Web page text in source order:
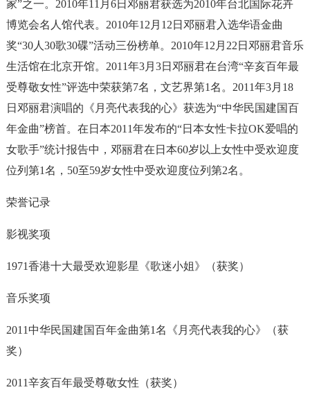
家”之一。2010年11月6日邓丽君获选为2010年台北国际花卉
博览会名人馆代表。2010年12月12日邓丽君入选华语金曲
奖“30人30歌30碟”活动三份榜单。2010年12月22日邓丽君音乐
生活馆在北京开馆。2011年3月3日邓丽君在台湾“辛亥百年最
受尊敬女性”评选中荣获第7名，文艺界第1名。2011年3月18
日邓丽君演唱的《月亮代表我的心》获选为“中华民国建国百
年金曲”榜首。在日本2011年发布的“日本女性卡拉OK爱唱的
女歌手”统计报告中，邓丽君在日本60岁以上女性中受欢迎度
位列第1名，50至59岁女性中受欢迎度位列第2名。
荣誉记录
影视奖项
1971香港十大最受欢迎影星《歌迷小姐》（获奖）
音乐奖项
2011中华民国建国百年金曲第1名《月亮代表我的心》（获
奖）
2011辛亥百年最受尊敬女性（获奖）